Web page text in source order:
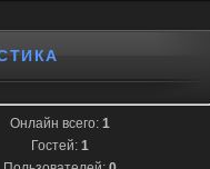
Онлайн всего: 1
Гостей: 1